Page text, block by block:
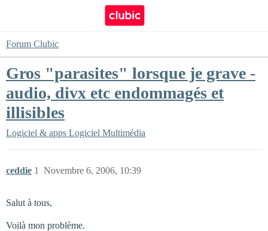
Forum Clubic
Gros "parasites" lorsque je grave -
audio, divx etc endommagés et
illisibles
Logiciel & apps Logiciel Multimédia
ceddie Novembre 6, 2006, 10:39
1
Salut à tous,
Voilà mon problème.